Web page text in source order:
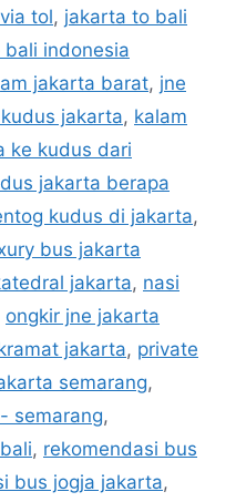
tol, jakarta to bali
indonesia
jakarta barat, jne
jakarta, kalam
ke kudus dari
jakarta berapa
kudus di jakarta,
bus jakarta
jakarta, nasi
ongkir jne jakarta
jakarta, private
semarang,
semarang,
, rekomendasi bus
bus jogja jakarta,